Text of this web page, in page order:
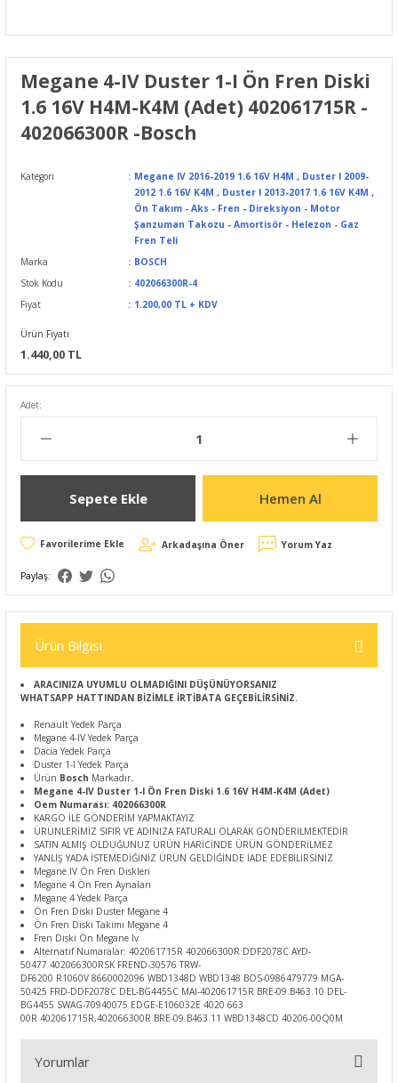
Megane 4-IV Duster 1-I Ön Fren Diski
1.6 16V H4M-K4M (Adet) 402061715R -
402066300R -Bosch
Kategori Megane IV 2016-2019 1.6 16V H4M , Duster I 2009-
2012 1.6 16V K4M , Duster I 2013-2017 1.6 16V K4M ,
Ön Takım - Aks - Fren - Direksiyon - Motor
Şanzuman Takozu - Amortisör - Helezon - Gaz
Fren Teli
Marka
BOSCH
Stok Kodu
402066300R-4
Fiyat
1.200,00 TL + KDV
Ürün Fiyatı
1.440,00 TL
Adet:
Sepete Ekle Hemen Al
Arkadaşına Öner Yorum Yaz
Paylaş:
Ürün Bilgisi
ARACINIZA UYUMLU OLMADIĞINI DÜŞÜNÜYORSANIZ
WHATSAPP HATTINDAN BİZİMLE İRTİBATA GEÇEBİLİRSİNİZ.
Renault Yedek Parça
Megane 4-IV Yedek Parça
Dacia Yedek Parça
Duster 1-I Yedek Parça
Ürün Bosch Markadır.
Megane 4-IV Duster 1-I Ön Fren Diski 1.6 16V H4M-K4M (Adet)
Oem Numarası: 402066300R
KARGO İLE GÖNDERİM YAPMAKTAYIZ
ÜRÜNLERİMİZ SIFIR VE ADINIZA FATURALI OLARAK GÖNDERİLMEKTEDİR
SATIN ALMIŞ OLDUĞUNUZ ÜRÜN HARİCİNDE ÜRÜN GÖNDERİLMEZ
YANLIŞ YADA İSTEMEDİĞİNİZ ÜRÜN GELDİĞİNDE İADE EDEBİLİRSİNİZ
Megane IV Ön Fren Diskleri
Megane 4 Ön Fren Aynaları
Megane 4 Yedek Parça
Ön Fren Diski Duster Megane 4
Ön Fren Diski Takımı Megane 4
Fren Diski Ön Megane Iv
Alternatif Numaralar: 402061715R 402066300R DDF2078C AYD-
50477 402066300RSK FREND-30576 TRW-
DF6200 R1060V 8660002096 WBD1348D WBD1348 BOS-0986479779 MGA-
50425 FRD-DDF2078C DEL-BG4455C MAI-402061715R BRE-09.B463.10 DEL-
BG4455 SWAG-70940075 EDGE-E106032E 4020 663
00R 402061715R,402066300R BRE-09.B463.11 WBD1348CD 40206-00Q0M
Yorumlar